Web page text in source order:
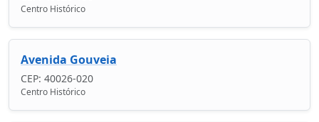
Centro Histórico
Avenida Gouveia
CEP: 40026-020
Centro Histórico